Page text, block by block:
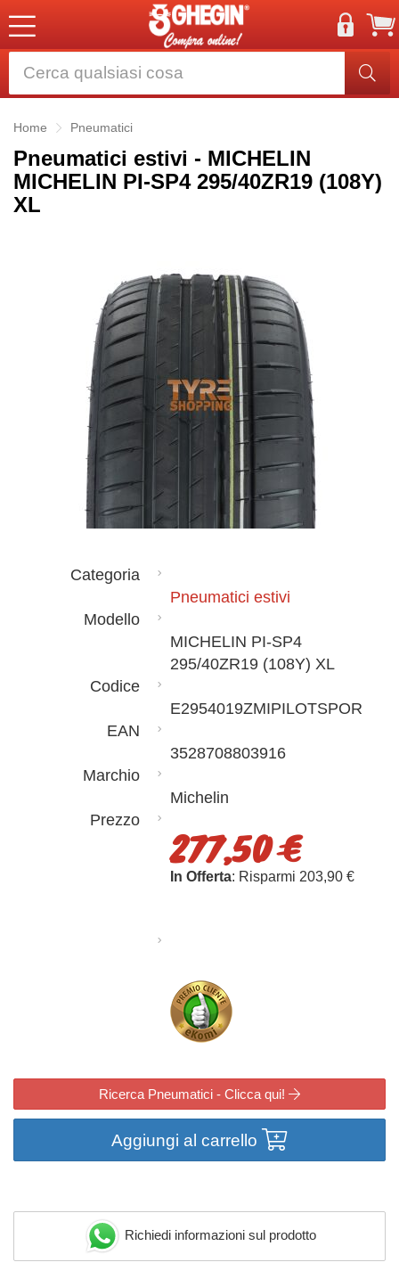
Home Pneumatici
Pneumatici estivi - MICHELIN
MICHELIN PI-SP4 295/40ZR19 (108Y)
XL
Categoria
Pneumatici estivi
Modello
MICHELIN PI-SP4
295/40ZR19 (108Y) XL
Codice
E2954019ZMIPILOTSPOR
EAN
3528708803916
Marchio
Michelin
Prezzo
277,50 €
In Offerta: Risparmi 203,90 €
Ricerca Pneumatici - Clicca qui!
Aggiungi al carrello
Richiedi informazioni sul prodotto